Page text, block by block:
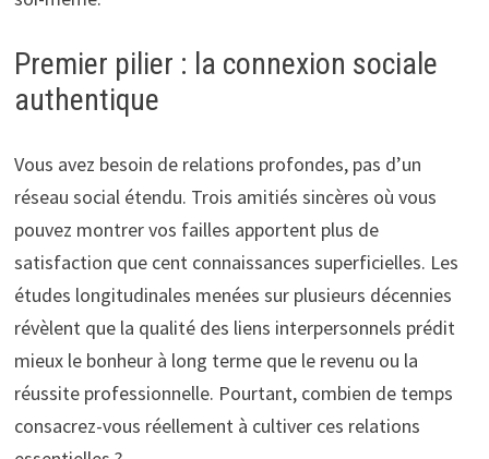
Premier pilier : la connexion sociale
authentique
Vous avez besoin de relations profondes, pas d’un
réseau social étendu. Trois amitiés sincères où vous
pouvez montrer vos failles apportent plus de
satisfaction que cent connaissances superficielles. Les
études longitudinales menées sur plusieurs décennies
révèlent que la qualité des liens interpersonnels prédit
mieux le bonheur à long terme que le revenu ou la
réussite professionnelle. Pourtant, combien de temps
consacrez-vous réellement à cultiver ces relations